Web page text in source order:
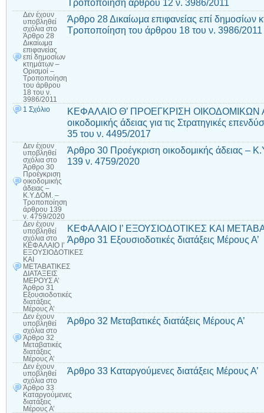
Τροποποίηση άρθρου 12 ν. 3986/2011
Δεν έχουν
υποβληθεί
σχόλια στο
Άρθρο 28
Δικαίωμα
επιφανείας
επί δημοσίων
κτημάτων –
Ορισμοί –
Τροποποίηση
του άρθρου
18 του ν.
3986/2011
Άρθρο 28 Δικαίωμα επιφανείας επί δημοσίων
Τροποποίηση του άρθρου 18 του ν. 3986/2011
1 Σχόλιο
ΚΕΦΑΛΑΙΟ Θ’ ΠΡΟΕΓΚΡΙΣΗ ΟΙΚΟΔΟΜΙΚΩΝ
οικοδομικής άδειας για τις Στρατηγικές
35 του ν. 4495/2017
Δεν έχουν
υποβληθεί
σχόλια στο
Άρθρο 30
Προέγκριση
οικοδομικής
άδειας –
Κ.Υ.ΔΟΜ. –
Τροποποίηση
άρθρου 139
ν. 4759/2020
Άρθρο 30 Προέγκριση οικοδομικής άδειας
139 ν. 4759/2020
Δεν έχουν
υποβληθεί
σχόλια στο
ΚΕΦΑΛΑΙΟ Ι’
ΕΞΟΥΣΙΟΔΟΤΙΚΕΣ
ΚΑΙ
ΜΕΤΑΒΑΤΙΚΕΣ
ΔΙΑΤΑΞΕΙΣ
ΜΕΡΟΥΣ Α’
Άρθρο 31
Εξουσιοδοτικές
διατάξεις
Μέρους Α’
ΚΕΦΑΛΑΙΟ Ι’ ΕΞΟΥΣΙΟΔΟΤΙΚΕΣ ΚΑΙ
Άρθρο 31 Εξουσιοδοτικές διατάξεις Μέρους Α’
Δεν έχουν
υποβληθεί
σχόλια στο
Άρθρο 32
Μεταβατικές
διατάξεις
Μέρους Α’
Άρθρο 32 Μεταβατικές διατάξεις Μέρους Α’
Δεν έχουν
υποβληθεί
σχόλια στο
Άρθρο 33
Καταργούμενες
διατάξεις
Μέρους Α’
Άρθρο 33 Καταργούμενες διατάξεις Μέρους Α’